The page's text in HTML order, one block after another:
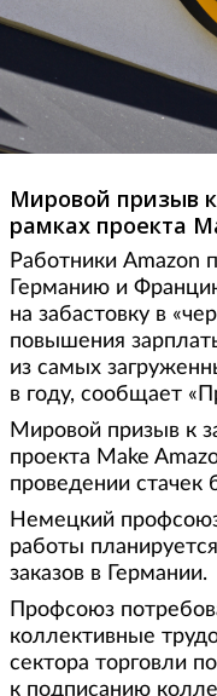
Мировой призыв
рамках проекта
Работники
Германию и
на забастовку в
повышения
из самых
в году, сообщает
Мировой призыв к
проекта Make
проведении стачек
Немецкий
работы
заказов в Германии.
Профсоюз
коллективные
сектора торговли
к подписанию